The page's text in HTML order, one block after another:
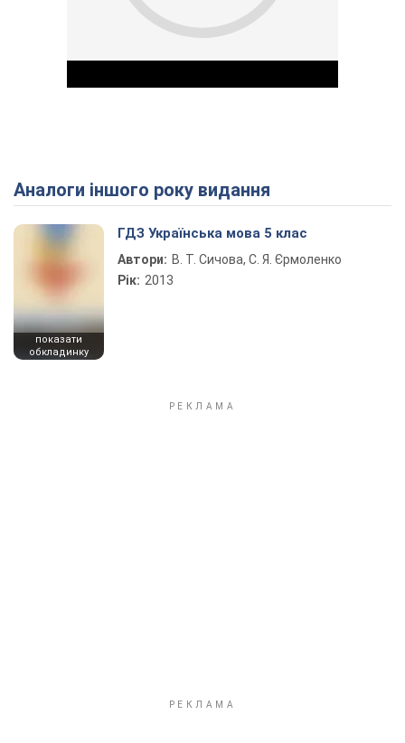
Play Video
Аналоги іншого року видання
показати
обкладинку
ГДЗ Українська мова 5 клас
Автори: В. Т. Сичова, С. Я. Єрмоленко
Рік: 2013